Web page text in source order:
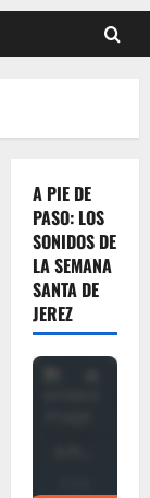
A PIE DE
PASO: LOS
SONIDOS DE
LA SEMANA
SANTA DE
JEREZ